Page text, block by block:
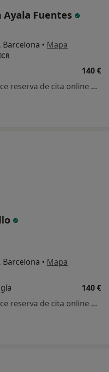
Fuentes
Barcelona • Mapa
140 €
Este especialista no ofrece reserva de cita online en esta dirección.
Barcelona • Mapa
140 €
Este especialista no ofrece reserva de cita online en esta dirección.
una app
hablar
o